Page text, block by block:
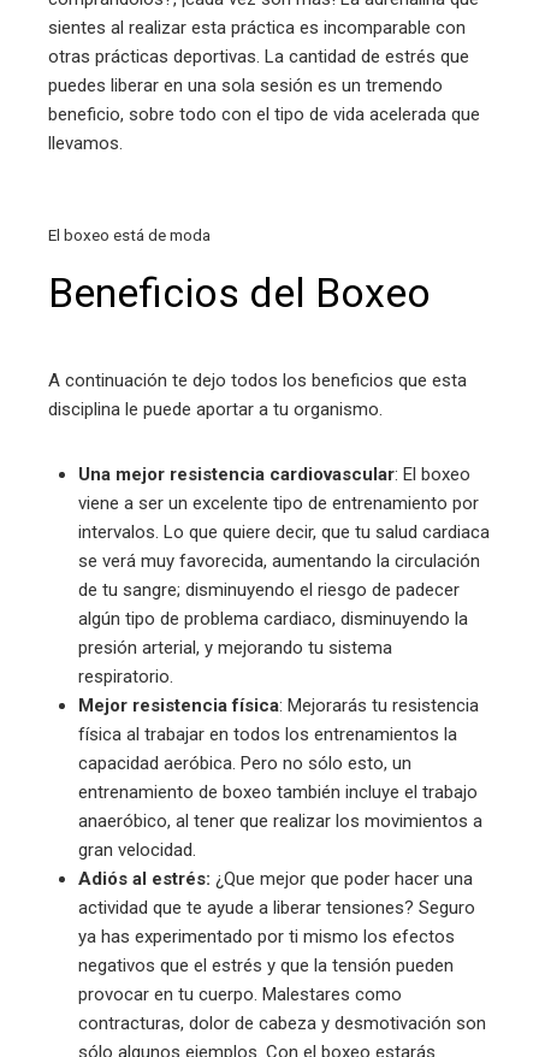
sientes al realizar esta práctica es incomparable con
otras prácticas deportivas. La cantidad de estrés que
puedes liberar en una sola sesión es un tremendo
beneficio, sobre todo con el tipo de vida acelerada que
llevamos.
El boxeo está de moda
Beneficios del Boxeo
A continuación te dejo todos los beneficios que esta
disciplina le puede aportar a tu organismo.
Una mejor resistencia cardiovascular: El boxeo
viene a ser un excelente tipo de entrenamiento por
intervalos. Lo que quiere decir, que tu salud cardiaca
se verá muy favorecida, aumentando la circulación
de tu sangre; disminuyendo el riesgo de padecer
algún tipo de problema cardiaco, disminuyendo la
presión arterial, y mejorando tu sistema
respiratorio.
Mejor resistencia física: Mejorarás tu resistencia
física al trabajar en todos los entrenamientos la
capacidad aeróbica. Pero no sólo esto, un
entrenamiento de boxeo también incluye el trabajo
anaeróbico, al tener que realizar los movimientos a
gran velocidad.
Adiós al estrés: ¿Que mejor que poder hacer una
actividad que te ayude a liberar tensiones? Seguro
ya has experimentado por ti mismo los efectos
negativos que el estrés y que la tensión pueden
provocar en tu cuerpo. Malestares como
contracturas, dolor de cabeza y desmotivación son
sólo algunos ejemplos. Con el boxeo estarás